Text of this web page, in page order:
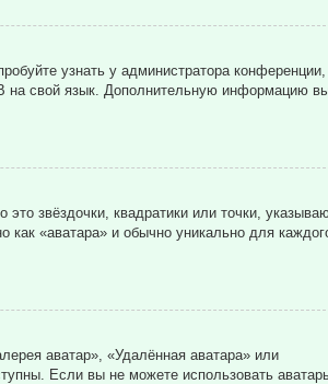
узнать у администратора
на свой язык. Дополнительную информацию
звёздочки, квадратики или точки,
как «аватара» и обычно уникально для
аватар», «Удалённая аватара» или
Если вы не можете использовать